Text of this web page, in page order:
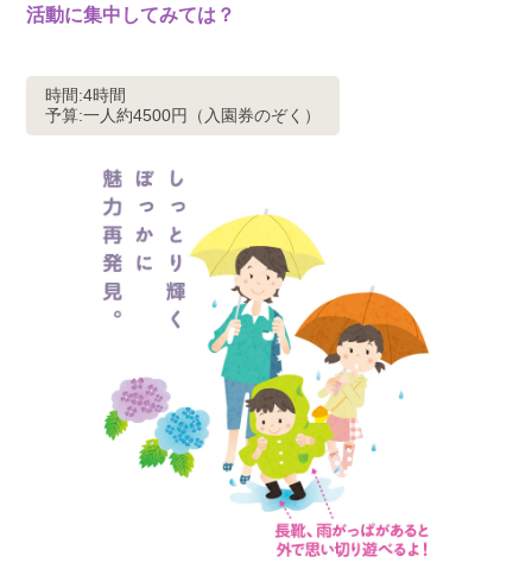
活動に集中してみては？
時間:4時間
予算:一人約4500円（入園券のぞく）